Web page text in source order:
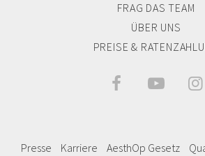
FRAG DAS TEAM
ÜBER UNS
PREISE &
  
Presse Karriere AesthOp Gesetz